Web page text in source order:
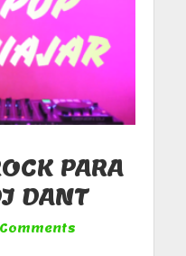
PARA
DANT
Comments